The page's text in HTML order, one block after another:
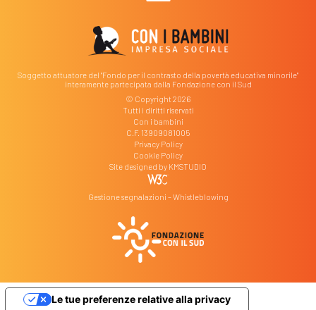
Soggetto attuatore del "Fondo per il contrasto della povertà educativa minorile"
interamente partecipata dalla Fondazione con il Sud
© Copyright 2026
Tutti i diritti riservati
Con i bambini
C.F. 13909081005
Privacy Policy
Cookie Policy
Site designed by KMSTUDIO
Gestione segnalazioni – Whistleblowing
Le tue preferenze relative alla privacy